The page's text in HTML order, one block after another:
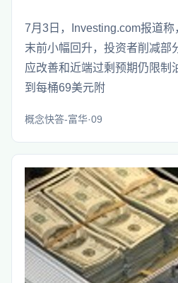
7月3日，Investing.com报道称
末前小幅回升，投资者削减部
应改善和近端过剩预期仍限制
到每桶69美元附
概念快答-富华·09